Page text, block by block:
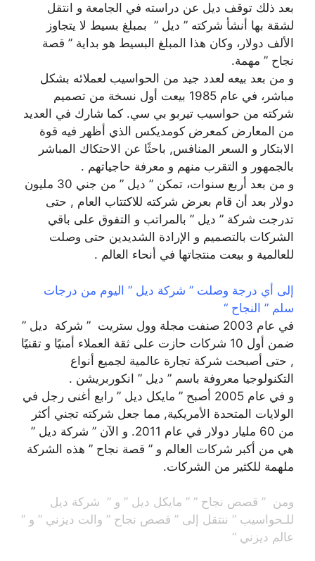
بعد ذلك توقف ديل عن دراسته في الجامعة و انتقل
لشقة بها أنشأ شركته ” ديل ” بمبلغ بسيط لا يتجاوز
الألف دولار، وكان هذا المبلغ البسيط هو بداية ” قصة
نجاح ” مهمة.
و من بعد بيعه لعدد جيد من الحواسيب لعملائه بشكل
مباشر، في عام 1985 بيعت أول نسخة من تصميم
شركته من حواسيب تيربو بي سي. كما شارك في العديد
من المعارض كمعرض كومديكس الذي أظهر فيه قوة
الابتكار و السعر المنافس, باحثًا عن الاحتكاك المباشر
بالجمهور و التقرب منهم و معرفة حاجياتهم .
و من بعد أربع سنوات، تمكن ” ديل ” من جني 30 مليون
دولار بعد أن قام بعرض شركته للاكتتاب العام , حتى
تدرجت شركة ” ديل ” بالمراتب و التفوق على باقي
الشركات بالتصميم و الإرادة الشديدين حتى وصلت
للعالمية و بيعت منتجاتها في أنحاء العالم .
إلى أي درجة وصلت ” شركة ديل ” اليوم من درجات
سلم ” النجاح “
في عام 2003 صنفت مجلة وول ستريت ” شركة ديل ”
ضمن أول 10 شركات حازت على ثقة العملاء أمنيًا و تقنيًا
, حتى أصبحت شركة تجارة عالمية لجميع أنواع
التكنولوجيا معروفة باسم ” ديل ” انكوربريشن .
و في عام 2005 أصبح ” مايكل ديل ” رابع أغنى رجل في
الولايات المتحدة الأمريكية, مما جعل شركته تجني أكثر
من 60 مليار دولار في عام 2011. و الآن ” شركة ديل ”
هي من أكبر شركات العالم و ” قصة نجاح ” هذه الشركة
ملهمة للكثير من الشركات.
ومن ” قصص نجاح ” ” مايكل ديل ” و ” شركة ديل
للـحواسيب ” ننتقل إلى ” قصص نجاح ” والت ديزني ” و ”
عالم ديزني “